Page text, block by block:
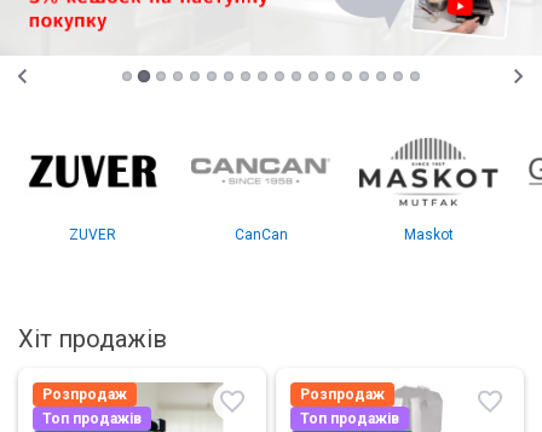
ZUVER CanCan Maskot
Хіт продажів
Розпродаж
Топ продажів
Розпродаж
Топ продажів